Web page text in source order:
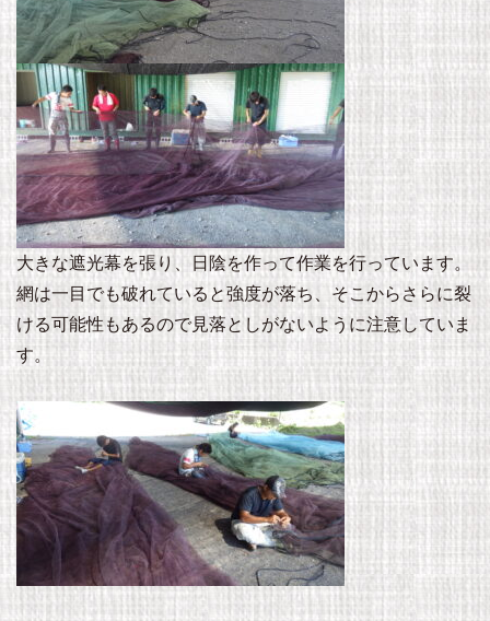
大きな遮光幕を張り、日陰を作って作業を行っています。
網は一目でも破れていると強度が落ち、そこからさらに裂
ける可能性もあるので見落としがないように注意していま
す。